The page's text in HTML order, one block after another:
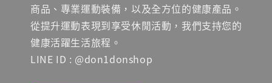
商品、專業運動裝備，以及全方位的健康產品。
從提升運動表現到享受休閒活動，我們支持您的
健康活躍生活旅程。
LINE ID : @don1donshop